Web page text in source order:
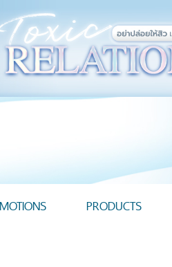
PRODUCTS